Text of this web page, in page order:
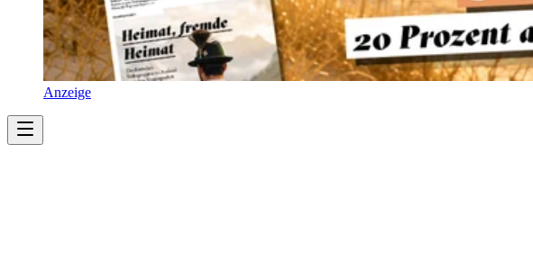
Anzeige